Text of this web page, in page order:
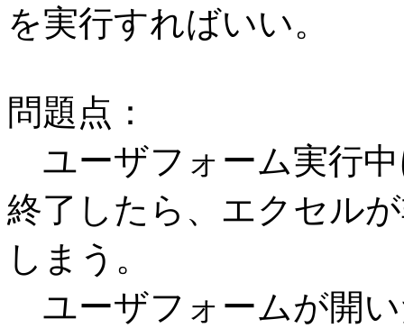
を実行すればいい。
問題点：
ユーザフォーム実行
終了したら、エクセル
しまう。
ユーザフォームが開